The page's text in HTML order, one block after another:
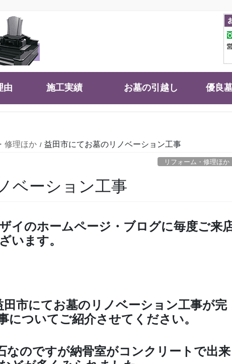
由 施工実績 お墓の引越し 優良
修理ほか 益田市にてお墓のリノベーション工事
リフォーム・修理ほか
ベーション工事
イのホームページ・ブログに毎度ご来
います。
市にてお墓のリノベーション工事が完
についてご紹介させてください。
なのですが納骨室がコンクリートで出来